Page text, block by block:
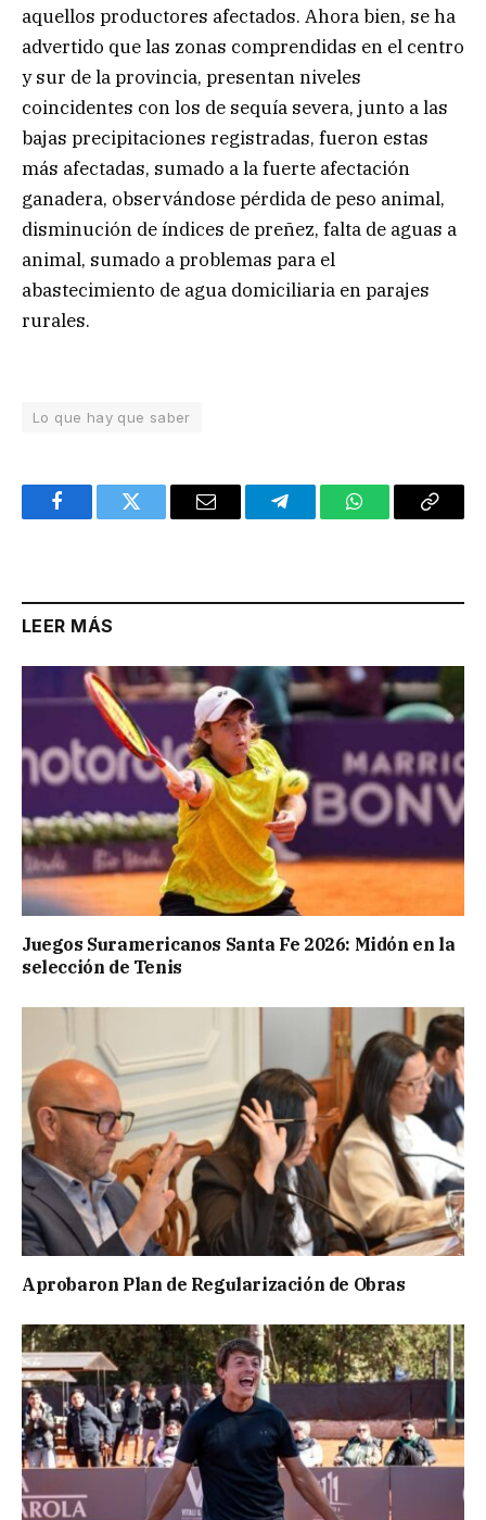
aquellos productores afectados. Ahora bien, se ha
advertido que las zonas comprendidas en el centro
y sur de la provincia, presentan niveles
coincidentes con los de sequía severa, junto a las
bajas precipitaciones registradas, fueron estas
más afectadas, sumado a la fuerte afectación
ganadera, observándose pérdida de peso animal,
disminución de índices de preñez, falta de aguas a
animal, sumado a problemas para el
abastecimiento de agua domiciliaria en parajes
rurales.
Lo que hay que saber
FacebookTwitter Email TelegramWhatsAppCopy
LEER MÁS
Juegos Suramericanos Santa Fe 2026: Midón en la
selección de Tenis
Aprobaron Plan de Regularización de Obras